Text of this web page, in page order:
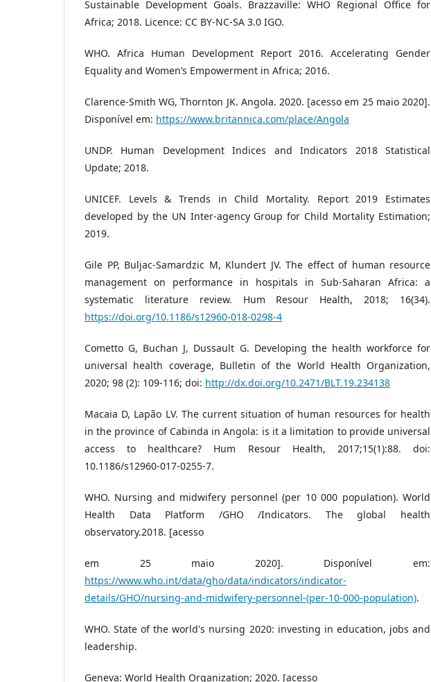
Sustainable Development Goals. Brazzaville: WHO Regional Office for
Africa; 2018. Licence: CC BY-NC-SA 3.0 IGO.
WHO. Africa Human Development Report 2016. Accelerating Gender
Equality and Women’s Empowerment in Africa; 2016.
Clarence-Smith WG, Thornton JK. Angola. 2020. [acesso em 25 maio 2020].
Disponível em: https://www.britannica.com/place/Angola
UNDP. Human Development Indices and Indicators 2018 Statistical
Update; 2018.
UNICEF. Levels & Trends in Child Mortality. Report 2019 Estimates
developed by the UN Inter-agency Group for Child Mortality Estimation;
2019.
Gile PP, Buljac-Samardzic M, Klundert JV. The effect of human resource
management on performance in hospitals in Sub-Saharan Africa: a
systematic literature review. Hum Resour Health, 2018; 16(34).
https://doi.org/10.1186/s12960-018-0298-4
Cometto G, Buchan J, Dussault G. Developing the health workforce for
universal health coverage, Bulletin of the World Health Organization,
2020; 98 (2): 109-116; doi: http://dx.doi.org/10.2471/BLT.19.234138
Macaia D, Lapão LV. The current situation of human resources for health
in the province of Cabinda in Angola: is it a limitation to provide universal
access to healthcare? Hum Resour Health, 2017;15(1):88. doi:
10.1186/s12960-017-0255-7.
WHO. Nursing and midwifery personnel (per 10 000 population). World
Health Data Platform /GHO /Indicators. The global health
observatory.2018. [acesso
em 25 maio 2020]. Disponível em:
https://www.who.int/data/gho/data/indicators/indicator-
details/GHO/nursing-and-midwifery-personnel-(per-10-000-population).
WHO. State of the world's nursing 2020: investing in education, jobs and
leadership.
Geneva: World Health Organization; 2020. [acesso